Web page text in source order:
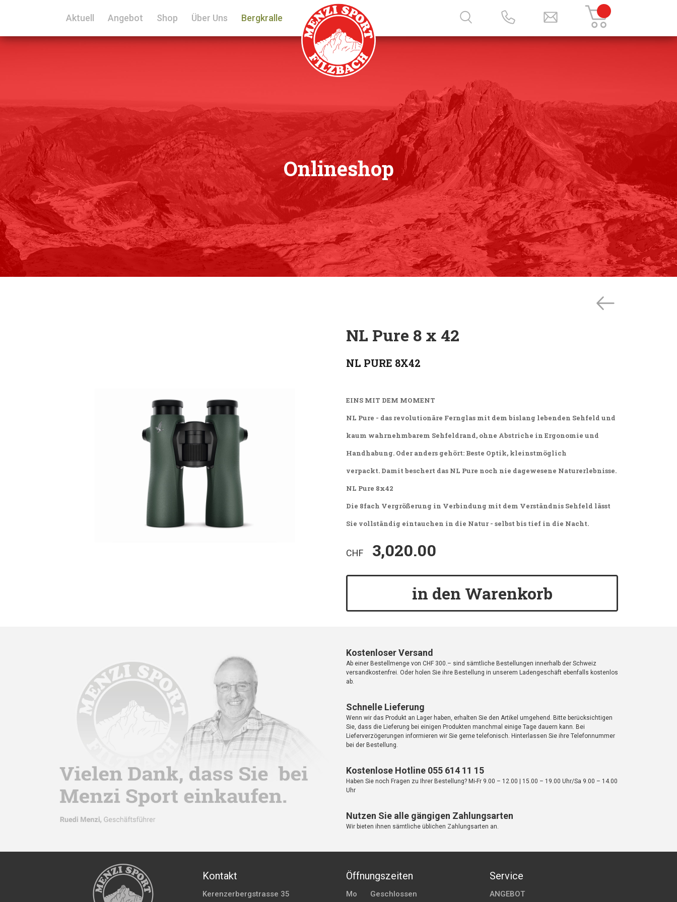
Aktuell Angebot Shop Über Uns Bergkralle
ruedi@menzi-sport.ch
Es wird ein veralteter Internet Explorer eingesetzt, für maximalen Funktionsumfang wird empfohlen auf einen neueren Browser (z.Bsp: Firefox, Chrome oder Microsoft Edge) zu wechseln.
Onlineshop
NL Pure 8 x 42
NL PURE 8X42
EINS MIT DEM MOMENT
NL Pure - das revolutionäre Fernglas mit dem bislang lebenden Sehfeld und
kaum wahrnehmbarem Sehfeldrand, ohne Abstriche in Ergonomie und
Handhabung. Oder anders gehört: Beste Optik, kleinstmöglich
verpackt. Damit beschert das NL Pure noch nie dagewesene Naturerlebnisse.
NL Pure 8x42
Die 8fach Vergrößerung in Verbindung mit dem Verständnis Sehfeld lässt
Sie vollständig eintauchen in die Natur - selbst bis tief in die Nacht.
CHF
3,020.00
in den Warenkorb
Kostenloser Versand
Ab einer Bestellmenge von CHF 300.– sind sämtliche Bestellungen innerhalb der Schweiz
versandkostenfrei. Oder holen Sie ihre Bestellung in unserem Ladengeschäft ebenfalls kostenlos
ab.
Schnelle Lieferung
Wenn wir das Produkt an Lager haben, erhalten Sie den Artikel umgehend. Bitte berücksichtigen
Sie, dass die Lieferung bei einigen Produkten manchmal einige Tage dauern kann. Bei
Lieferverzögerungen informieren wir Sie gerne telefonisch. Hinterlassen Sie ihre Telefonnummer
bei der Bestellung.
Kostenlose Hotline 055 614 11 15
Haben Sie noch Fragen zu Ihrer Bestellung? Mi-Fr 9.00 – 12.00 | 15.00 – 19.00 Uhr/Sa 9.00 – 14.00
Uhr
Nutzen Sie alle gängigen Zahlungsarten
Wir bieten ihnen sämtliche üblichen Zahlungsarten an.
Kontakt
Kerenzerbergstrasse 35
Öffnungszeiten
Mo
Geschlossen
Service
ANGEBOT